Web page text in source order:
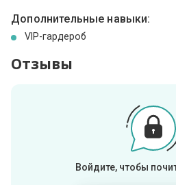
Дополнительные навыки:
VIP-гардероб
Отзывы
Войдите, чтобы